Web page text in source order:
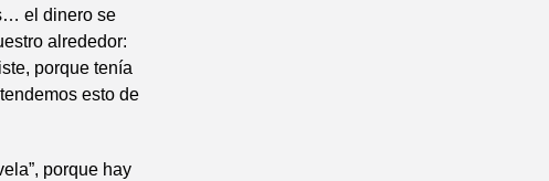
el dinero se
alrededor:
porque tenía
esto de
porque hay